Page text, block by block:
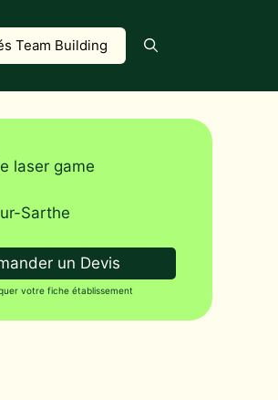
Team Building
laser game
Sarthe
un Devis
votre fiche établissement